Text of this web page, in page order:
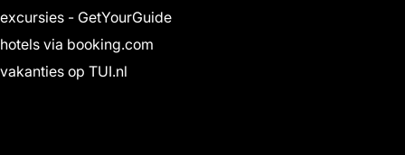
excursies - GetYourGuide
hotels via booking.com
vakanties op TUI.nl